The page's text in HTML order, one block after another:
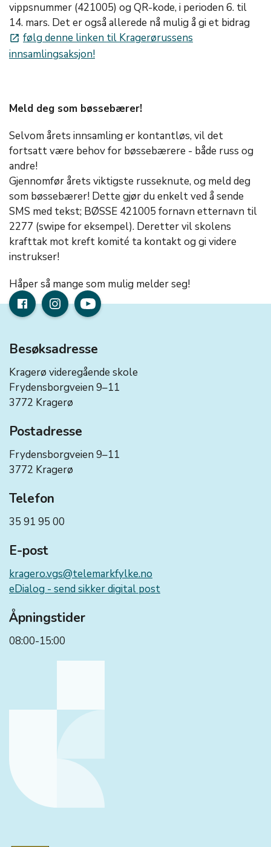
vippsnummer (421005) og QR-kode, i perioden 6. til
14. mars. Det er også allerede nå mulig å gi et bidrag
launch følg denne linken til Kragerørussens
innsamlingsaksjon!
Meld deg som bøssebærer!
Selvom årets innsamling er kontantløs, vil det
fortsatt være behov for bøssebærere - både russ og
andre!
Gjennomfør årets viktigste russeknute, og meld deg
som bøssebærer! Dette gjør du enkelt ved å sende
SMS med tekst; BØSSE 421005 fornavn etternavn til
2277 (swipe for eksempel). Deretter vil skolens
krafttak mot kreft komité ta kontakt og gi videre
instrukser!
Håper så mange som mulig melder seg!
Besøksadresse
Kragerø videregående skole
Frydensborgveien 9–11
3772 Kragerø
Postadresse
Frydensborgveien 9–11
3772 Kragerø
Telefon
35 91 95 00
E-post
kragero.vgs@telemarkfylke.no
eDialog - send sikker digital post
Åpningstider
08:00-15:00